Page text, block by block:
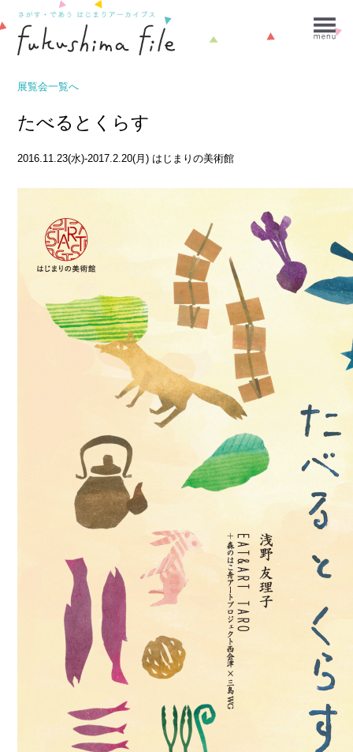
展覧会一覧へ
たべるとくらす
2016.11.23(水)-2017.2.20(月)はじまりの美術館